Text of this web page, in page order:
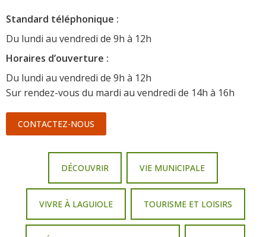
Standard téléphonique :
Du lundi au vendredi de 9h à 12h
Horaires d’ouverture :
Du lundi au vendredi de 9h à 12h
Sur rendez-vous du mardi au vendredi de 14h à 16h
CONTACTEZ-NOUS
DÉCOUVRIR VIE MUNICIPALE
VIVRE À LAGUIOLE TOURISME ET LOISIRS